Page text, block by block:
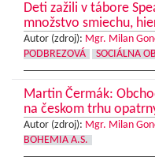
Deti zažili v tábore
množstvo smiechu,
Autor (zdroj): Mgr. Milan
PODBREZOVÁ
SOCIÁLNA
Martin Čermák:
na českom trhu
Autor (zdroj): Mgr. Milan
BOHEMIA A.S.